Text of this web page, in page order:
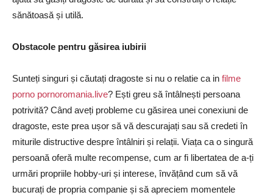
sănătoasă și utilă.
Obstacole pentru găsirea iubirii
Sunteți singuri și căutați dragoste si nu o relatie ca in filme
porno pornoromania.live? Ești greu să întâlnești persoana
potrivită? Când aveți probleme cu găsirea unei conexiuni de
dragoste, este prea ușor să vă descurajați sau să credeti în
miturile distructive despre întâlniri și relații. Viața ca o singură
persoană oferă multe recompense, cum ar fi libertatea de a-ți
urmări propriile hobby-uri și interese, învățând cum să vă
bucurați de propria companie și să apreciem momentele